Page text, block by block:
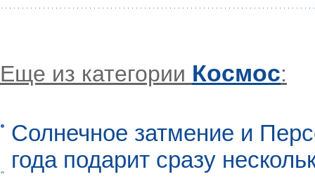
Еще из категории Космос:
Солнечное затмение и
года подарит сразу